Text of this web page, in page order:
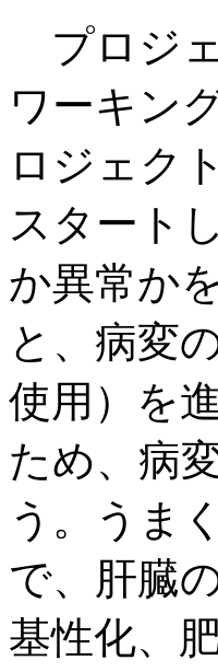
プロジ
ワーキン
ロジェク
スタート
か異常か
と、病変
使用）を
ため、病
う。うま
で、肝臓
基性化、